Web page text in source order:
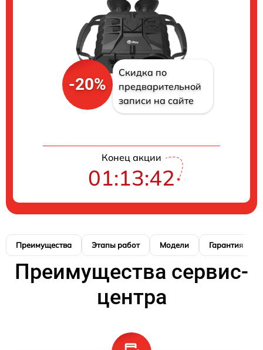
-20%
Скидка по
предварительной
записи на сайте
Конец акции
01:13:41
Преимущества Этапы работ Модели Гарантия
Преимущества сервис-
центра